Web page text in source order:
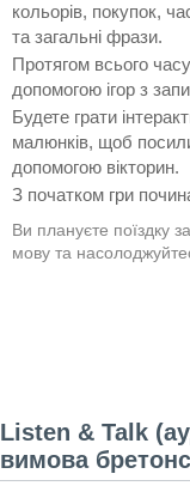
кольорів, покупок,
та загальні фрази.
Протягом всього
допомогою ігор з
Будете грати
малюнків, щоб
допомогою вікторин.
З початком гри
Ви плануєте поїздку
мову та
Listen & Talk
вимова